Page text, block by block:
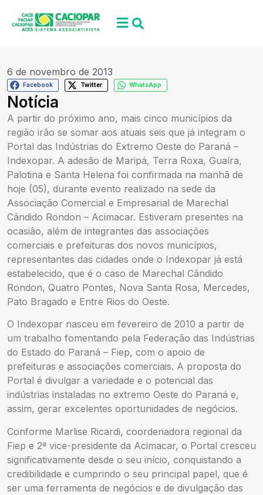
6 de novembro de 2013
Facebook Twitter WhatsApp
Notícia
A partir do próximo ano, mais cinco municípios da
região irão se somar aos atuais seis que já integram o
Portal das Indústrias do Extremo Oeste do Paraná –
Indexopar. A adesão de Maripá, Terra Roxa, Guaíra,
Palotina e Santa Helena foi confirmada na manhã de
hoje (05), durante evento realizado na sede da
Associação Comercial e Empresarial de Marechal
Cândido Rondon – Acimacar. Estiveram presentes na
ocasião, além de integrantes das associações
comerciais e prefeituras dos novos municípios,
representantes das cidades onde o Indexopar já está
estabelecido, que é o caso de Marechal Cândido
Rondon, Quatro Pontes, Nova Santa Rosa, Mercedes,
Pato Bragado e Entre Rios do Oeste.
O Indexopar nasceu em fevereiro de 2010 a partir de
um trabalho fomentando pela Federação das Indústrias
do Estado do Paraná – Fiep, com o apoio de
prefeituras e associações comerciais. A proposta do
Portal é divulgar a variedade e o potencial das
indústrias instaladas no extremo Oeste do Paraná e,
assim, gerar excelentes oportunidades de negócios.
Conforme Marlise Ricardi, coordenadora regional da
Fiep e 2ª vice-presidente da Acimacar, o Portal cresceu
significativamente desde o seu início, conquistando a
credibilidade e cumprindo o seu principal papel, que é
ser uma ferramenta de negócios e de divulgação das